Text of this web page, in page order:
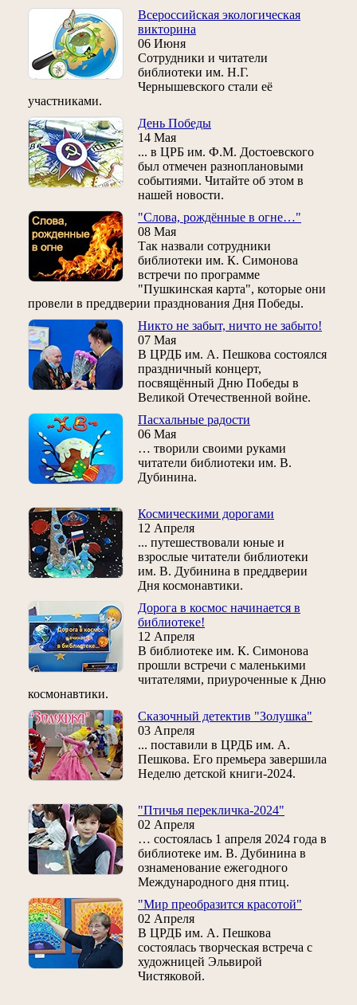
Всероссийская экологическая
викторина
06 Июня
Сотрудники и читатели
библиотеки им. Н.Г.
Чернышевского стали её
участниками.
День Победы
14 Мая
... в ЦРБ им. Ф.М. Достоевского
был отмечен разноплановыми
событиями. Читайте об этом в
нашей новости.
"Слова, рождённые в огне…"
08 Мая
Так назвали сотрудники
библиотеки им. К. Симонова
встречи по программе
"Пушкинская карта", которые они
провели в преддверии празднования Дня Победы.
Никто не забыт, ничто не забыто!
07 Мая
В ЦРДБ им. А. Пешкова состоялся
праздничный концерт,
посвящённый Дню Победы в
Великой Отечественной войне.
Пасхальные радости
06 Мая
… творили своими руками
читатели библиотеки им. В.
Дубинина.
Космическими дорогами
12 Апреля
... путешествовали юные и
взрослые читатели библиотеки
им. В. Дубинина в преддверии
Дня космонавтики.
Дорога в космос начинается в
библиотеке!
12 Апреля
В библиотеке им. К. Симонова
прошли встречи с маленькими
читателями, приуроченные к Дню
космонавтики.
Сказочный детектив "Золушка"
03 Апреля
... поставили в ЦРДБ им. А.
Пешкова. Его премьера завершила
Неделю детской книги-2024.
"Птичья перекличка-2024"
02 Апреля
… состоялась 1 апреля 2024 года в
библиотеке им. В. Дубинина в
ознаменование ежегодного
Международного дня птиц.
"Мир преобразится красотой"
02 Апреля
В ЦРДБ им. А. Пешкова
состоялась творческая встреча с
художницей Эльвирой
Чистяковой.